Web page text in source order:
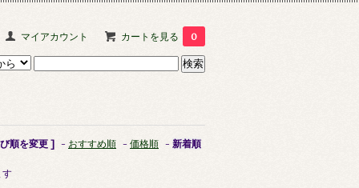
マイアカウント カートを見る 0
順を変更 ] - おすすめ順 - 価格順 - 新着順
す